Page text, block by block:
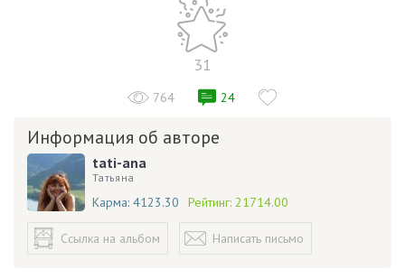
31
764 24
Информация об авторе
tati-ana
Татьяна
Карма: 4123.30 Рейтинг: 21714.00
Ссылка на альбом Написать письмо